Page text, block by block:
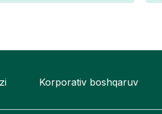
Korporativ boshqaruv